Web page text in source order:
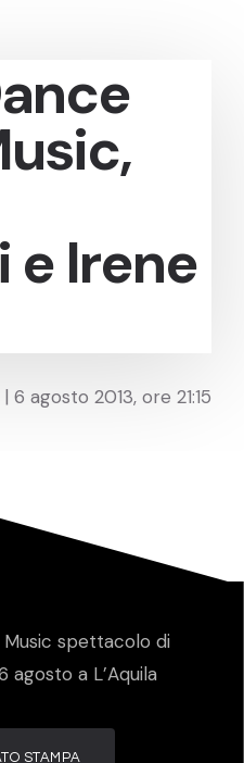
e Irene
6 agosto 2013, ore 21:15
spettacolo di
agosto a L’Aquila
STAMPA